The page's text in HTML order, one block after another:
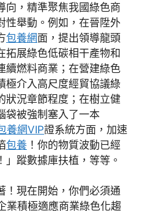
向，精準聚焦我國綠色商
性舉動。例如，在晉陞外
包養網面，提出領導龍頭
拓展綠色低碳相干產物和
續燃料商業；在營建綠色
極介入高尺度經貿協議綠
狀況章節程度；在樹立健
袋被強制塞入了一本
養網VIP證系統方面，加速
包養 ！你的物質波動已經
」蹤數據庫扶植，等等。
！現在開始，你們必須通
業積極適應商業綠色化趨